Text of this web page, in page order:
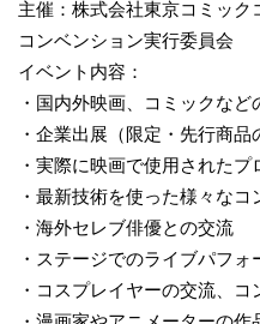
主催：株式会社東京コミック
コンベンション実行委員会
イベント内容：
・国内外映画、コミックなど
・企業出展（限定・先行商品
・実際に映画で使用された
・最新技術を使った様々なコ
・海外セレブ俳優との交流
・ステージでのライブパフ
・コスプレイヤーの交流、コ